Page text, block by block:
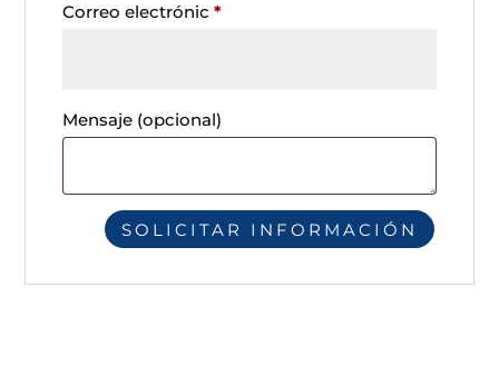
Correo electrónic*
Mensaje (opcional)